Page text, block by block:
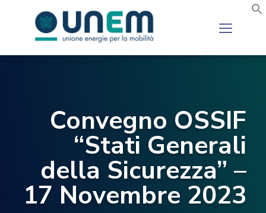
Convegno OSSIF
“Stati Generali
della Sicurezza” –
17 Novembre 2023